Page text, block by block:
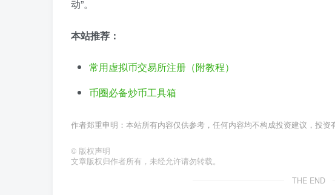
动”。
本站推荐：
常用虚拟币交易所注册（附教程）
币圈必备炒币工具箱
作者郑重申明：本站所有内容仅供参考，任何内容均不构成投资建议，投资
© 版权声明
文章版权归作者所有，未经允许请勿转载。
THE END